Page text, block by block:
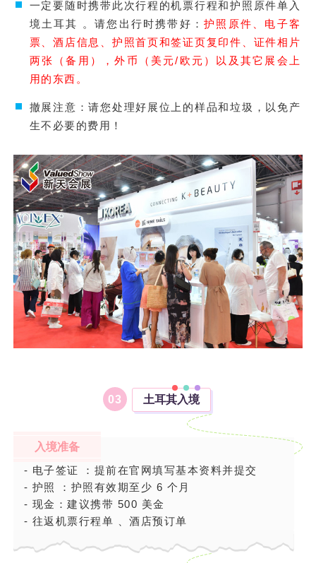
一定要随时携带此次行程的机票行程和护照原件单入
境土耳其 。请您出行时携带好：护照原件、电子客
票、酒店信息、护照首页和签证页复印件、证件相片
两张（备用），外币（美元/欧元）以及其它展会上
用的东西。
撤展注意：请您处理好展位上的样品和垃圾，以免产
生不必要的费用！
03 土耳其入境
入境准备
- 电子签证 ：提前在官网填写基本资料并提交
- 护照 ：护照有效期至少 6 个月
- 现金：建议携带 500 美金
- 往返机票行程单 、酒店预订单